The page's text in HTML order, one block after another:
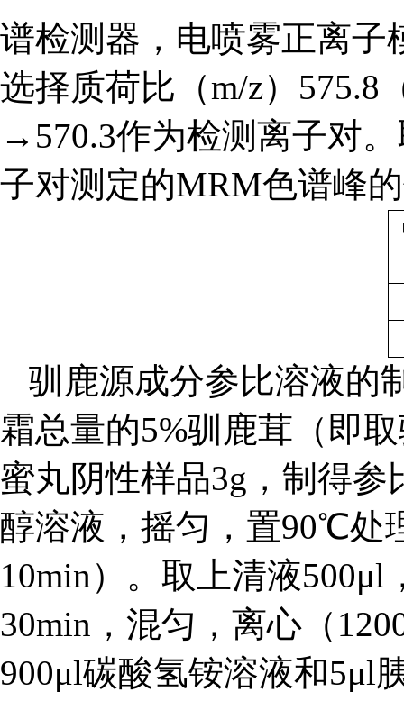
谱检测器，电喷雾正离子
选择质荷比（m/z）575.8
→570.3作为检测离子对
子对测定的MRM色谱峰
驯鹿源成分参比溶液的
霜总量的5%驯鹿茸（即
蜜丸阴性样品3g，制得
醇溶液，摇匀，置90℃处
10min）。取上清液
30min，混匀，离心（
900μl碳酸氢铵溶液和5μl